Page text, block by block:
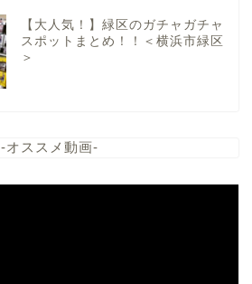
【大人気！】緑区のガチャガチャ
スポットまとめ！！＜横浜市緑区
＞
-オススメ動画-